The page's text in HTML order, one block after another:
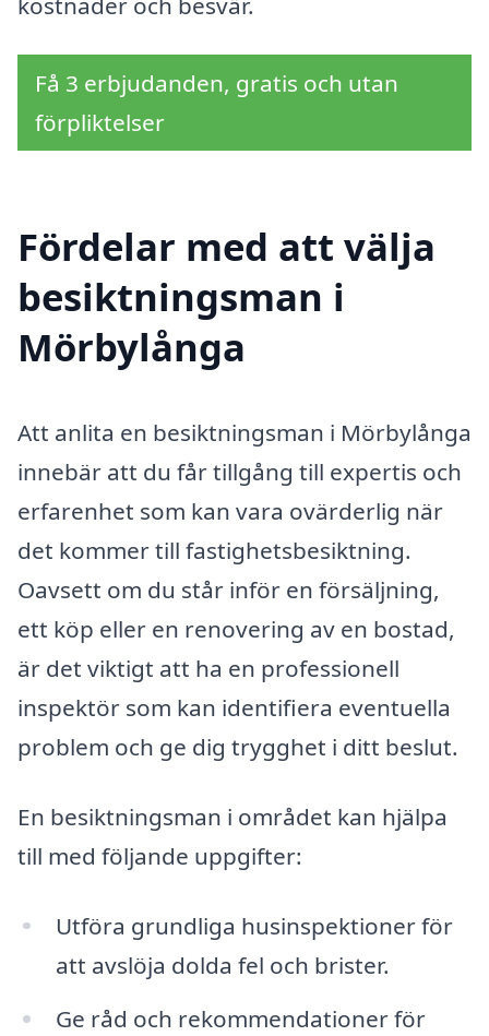
Få 3 erbjudanden, gratis och utan
förpliktelser
Fördelar med att välja
besiktningsman i
Mörbylånga
Att anlita en besiktningsman i Mörbylånga
innebär att du får tillgång till expertis och
erfarenhet som kan vara ovärderlig när
det kommer till fastighetsbesiktning.
Oavsett om du står inför en försäljning,
ett köp eller en renovering av en bostad,
är det viktigt att ha en professionell
inspektör som kan identifiera eventuella
problem och ge dig trygghet i ditt beslut.
En besiktningsman i området kan hjälpa
till med följande uppgifter:
Utföra grundliga husinspektioner för
att avslöja dolda fel och brister.
Ge råd och rekommendationer för